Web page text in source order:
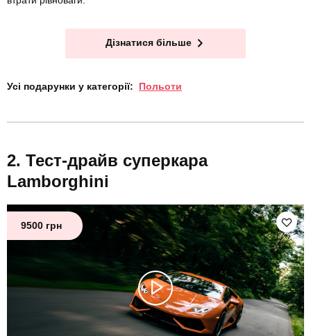
Дізнатися більше
Усі подарунки у категорії: Польоти
Тест-драйв суперкара
Lamborghini
9500 грн